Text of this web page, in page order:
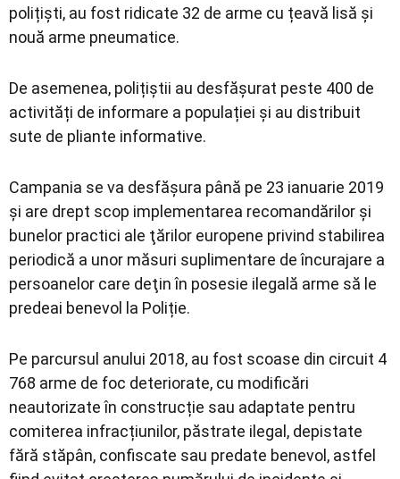
polițiști, au fost ridicate 32 de arme cu țeavă lisă și
nouă arme pneumatice.
De asemenea, polițiștii au desfășurat peste 400 de
activități de informare a populației și au distribuit
sute de pliante informative.
Campania se va desfășura până pe 23 ianuarie 2019
și are drept scop implementarea recomandărilor şi
bunelor practici ale ţărilor europene privind stabilirea
periodică a unor măsuri suplimentare de încurajare a
persoanelor care deţin în posesie ilegală arme să le
predeai benevol la Poliție.
Pe parcursul anului 2018, au fost scoase din circuit 4
768 arme de foc deteriorate, cu modificări
neautorizate în construcție sau adaptate pentru
comiterea infracțiunilor, păstrate ilegal, depistate
fără stăpân, confiscate sau predate benevol, astfel